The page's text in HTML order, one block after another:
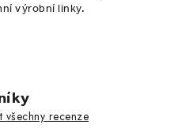
výrobní linky.
všechny recenze